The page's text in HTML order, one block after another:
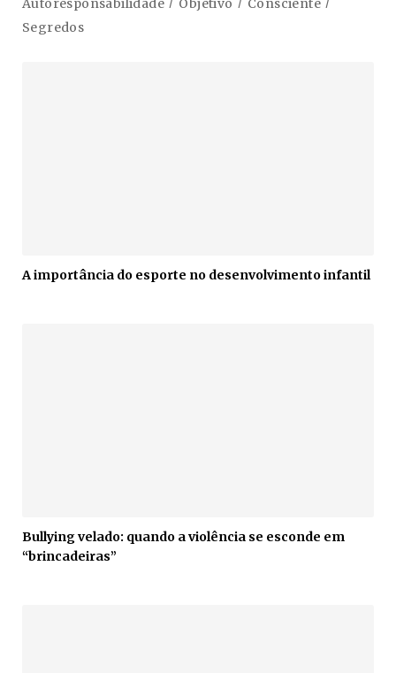
Autoresponsabilidade Objetivo
Consciente
Segredos
A importância do esporte no desenvolvimento infantil
Bullying velado: quando a violência se esconde em
“brincadeiras”